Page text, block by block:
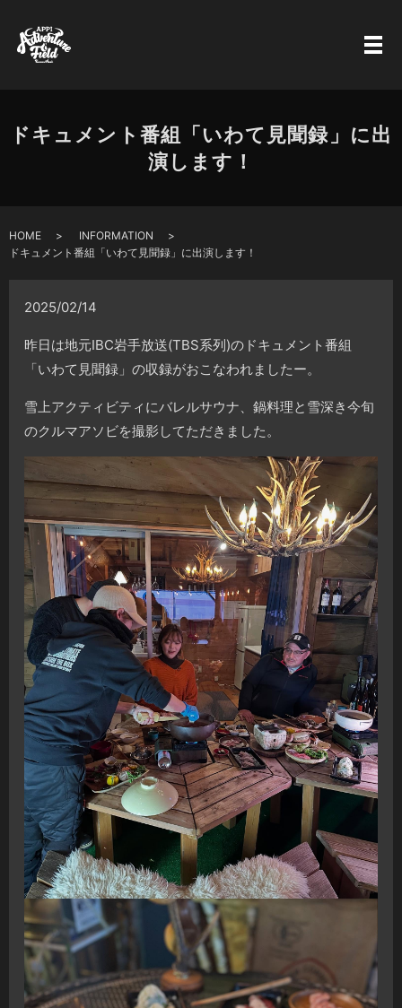
ドキュメント番組「いわて見聞録」に出
演します！
HOME
INFORMATION
ドキュメント番組「いわて見聞録」に出演します！
2025/02/14
昨日は地元IBC岩手放送(TBS系列)のドキュメント番組
「いわて見聞録」の収録がおこなわれましたー。
雪上アクティビティにバレルサウナ、鍋料理と雪深き今旬
のクルマアソビを撮影してただきました。